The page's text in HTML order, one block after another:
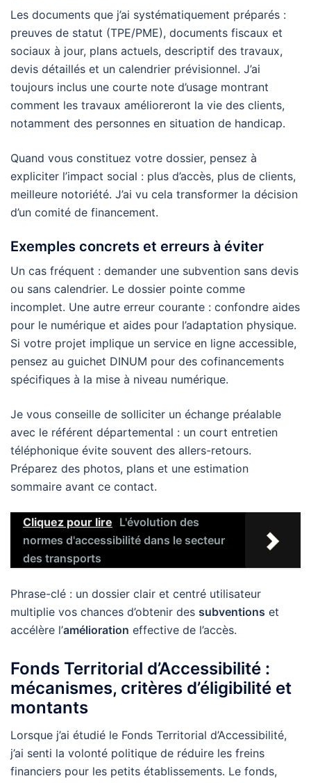
Les documents que j’ai systématiquement préparés :
preuves de statut (TPE/PME), documents fiscaux et
sociaux à jour, plans actuels, descriptif des travaux,
devis détaillés et un calendrier prévisionnel. J’ai
toujours inclus une courte note d’usage montrant
comment les travaux amélioreront la vie des clients,
notamment des personnes en situation de handicap.
Quand vous constituez votre dossier, pensez à
expliciter l’impact social : plus d’accès, plus de clients,
meilleure notoriété. J’ai vu cela transformer la décision
d’un comité de financement.
Exemples concrets et erreurs à éviter
Un cas fréquent : demander une subvention sans devis
ou sans calendrier. Le dossier pointe comme
incomplet. Une autre erreur courante : confondre aides
pour le numérique et aides pour l’adaptation physique.
Si votre projet implique un service en ligne accessible,
pensez au guichet DINUM pour des cofinancements
spécifiques à la mise à niveau numérique.
Je vous conseille de solliciter un échange préalable
avec le référent départemental : un court entretien
téléphonique évite souvent des allers-retours.
Préparez des photos, plans et une estimation
sommaire avant ce contact.
Cliquez pour lire L'évolution des
normes d'accessibilité dans le secteur
des transports
Phrase-clé : un dossier clair et centré utilisateur
multiplie vos chances d’obtenir des subventions et
accélère l’amélioration effective de l’accès.
Fonds Territorial d’Accessibilité :
mécanismes, critères d’éligibilité et
montants
Lorsque j’ai étudié le Fonds Territorial d’Accessibilité,
j’ai senti la volonté politique de réduire les freins
financiers pour les petits établissements. Le fonds,